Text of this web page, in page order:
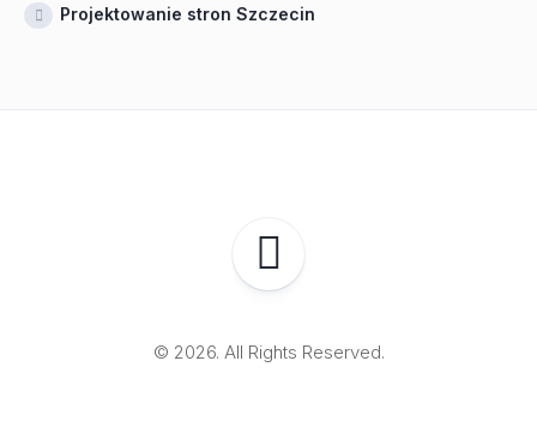
Projektowanie stron Szczecin
© 2026. All Rights Reserved.